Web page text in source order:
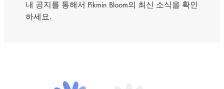
내 공지를 통해서 Pikmin Bloom의 최신 소식을 확인
하세요.